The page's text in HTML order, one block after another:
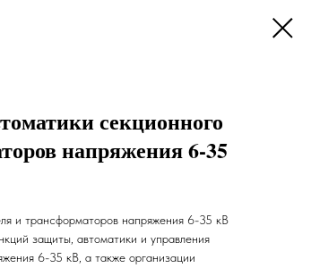
секционного
напряжения 6-35
и трансформаторов напряжения 6-35 кВ
защиты, автоматики и управления
6-35 кВ, а также организации